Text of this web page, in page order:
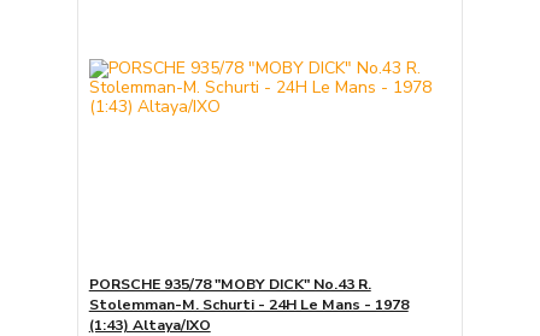
PORSCHE 935/78 "MOBY DICK" No.43 R.
Stolemman-M. Schurti - 24H Le Mans - 1978
(1:43) Altaya/IXO